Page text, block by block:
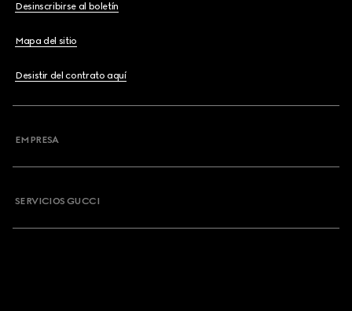
Desinscribirse al boletín
Mapa del sitio
Desistir del contrato aquí
EMPRESA
SERVICIOS GUCCI